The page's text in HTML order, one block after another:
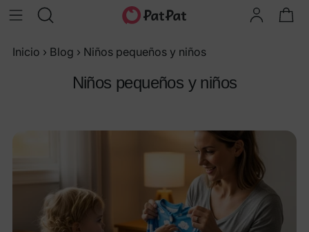
Inicio › Blog › Niños pequeños y niños
Niños pequeños y niños